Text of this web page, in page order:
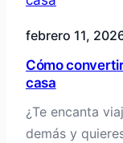
febrero 11,
Cómo
casa
¿Te encanta
demás y